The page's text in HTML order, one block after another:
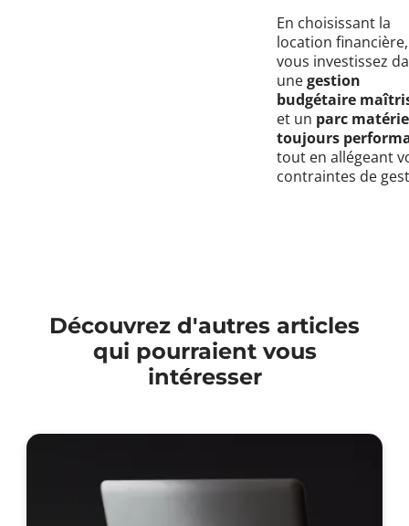
En choisissant la
location financière,
vous investissez
unegestion
budgétaire
et un parc
toujours
tout en allégeant
contraintes de
Découvrez d'autres articles
qui pourraient vous
intéresser